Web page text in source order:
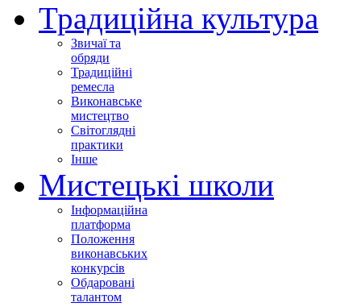
Традиційна культура
Звичаї та
обряди
Традиційні
ремесла
Виконавське
мистецтво
Світоглядні
практики
Інше
Мистецькі школи
Інформаційна
платформа
Положення
виконавських
конкурсів
Обдаровані
талантом